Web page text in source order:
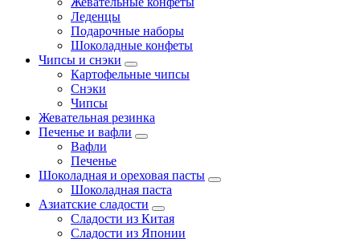
Леденцы
Подарочные наборы
Шоколадные конфеты
Чипсы и снэки
Картофельные чипсы
Снэки
Чипсы
Жевательная резинка
Печенье и вафли
Вафли
Печенье
Шоколадная и ореховая пасты
Шоколадная паста
Азиатские сладости
Сладости из Китая
Сладости из Японии